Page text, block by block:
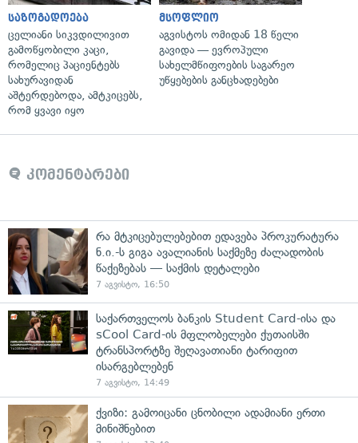
საზოგადოება
ცელიანი სიკვდილივით
გამოწყობილი კაცი,
რომელიც პაციენტებს
სახურავიდან
აშტერდებოდა, ამტკიცებს,
რომ ყვავი იყო
მსოფლიო
აგვისტოს ომიდან 18 წელი
გავიდა — ევროპული
სახელმწიფოების საგარეო
უწყებების განცხადებები
კომენტარები
რა მტკიცებულებებით ედავება პროკურატურა
ნ.ი.-ს გიგა ავალიანის საქმეზე ძალადობის
წაქეზებას — საქმის დეტალები
7 აგვისტო, 16:50
საქართველოს ბანკის Student Card-ისა და
sCool Card-ის მფლობელები ქუთაისში
ტრანსპორტზე შეღავათიანი ტარიფით
ისარგებლებენ
7 აგვისტო, 14:49
ქვიზი: გამოიცანი ცნობილი ადამიანი ერთი
მინიშნებით